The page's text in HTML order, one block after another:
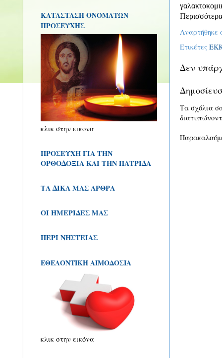
Αναρτήθηκε
Ετικέτες
Δεν
Τα σχόλια
ΚΑΤΑΣΤΑΣΗ ΟΝΟΜΑΤΩΝ
ΠΡΟΣΕΥΧΗΣ
κλικ στην εικονα
ΠΡΟΣΕΥΧΗ ΓΙΑ ΤΗΝ
ΟΡΘΟΔΟΞΙΑ ΚΑΙ ΤΗΝ ΠΑΤΡΙΔΑ
ΤΑ ΔΙΚΑ ΜΑΣ ΑΡΘΡΑ
ΟΙ ΗΜΕΡΙΔΕΣ ΜΑΣ
ΠΕΡΙ ΝΗΣΤΕΙΑΣ
ΕΘΕΛΟΝΤΙΚΗ ΑΙΜΟΔΟΣΙΑ
κλικ στην εικόνα